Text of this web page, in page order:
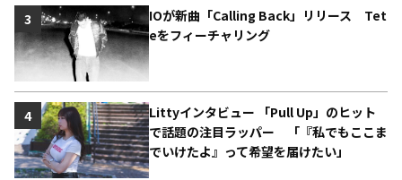
IOが新曲「Calling Back」リリース Tet
eをフィーチャリング
3
Littyインタビュー 「Pull Up」のヒット
で話題の注目ラッパー 「『私でもここま
でいけたよ』って希望を届けたい」
4